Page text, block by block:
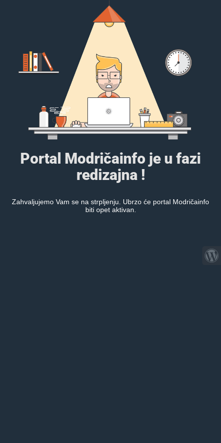
Portal Modričainfo je u fazi
redizajna !
Zahvaljujemo Vam se na strpljenju. Ubrzo će portal Modričainfo
biti opet aktivan.